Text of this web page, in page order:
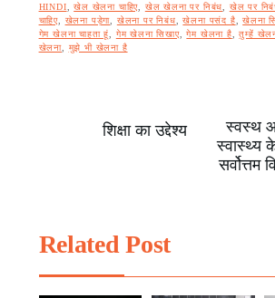
HINDI ,खेल खेलना चाहिए खेल खेलना पर निबंध खेल पर
चाहिए, खेलना पड़ेगा खेलना पर निबंध ,खेलना पसंद है ,खेलना
गेम खेलना चाहता हूं
गेम खेलना सिखाए,गेम खेलना है ,तुम्हें
खेलना, मुझे भी खेलना है
Post
navigation
शिक्षा का उद्देश्य
स्वस्थ
स्वास्थ्य
सर्वोत्तम
Related Post